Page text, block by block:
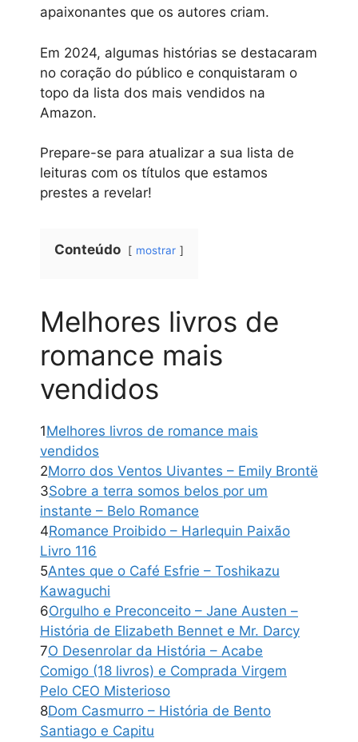
apaixonantes que os autores criam.
Em 2024, algumas histórias se destacaram
no coração do público e conquistaram o
topo da lista dos mais vendidos na
Amazon.
Prepare-se para atualizar a sua lista de
leituras com os títulos que estamos
prestes a revelar!
Conteúdo mostrar
Melhores livros de
romance mais
vendidos
1Melhores livros de romance mais
vendidos
2Morro dos Ventos Uivantes – Emily Brontë
3Sobre a terra somos belos por um
instante – Belo Romance
4Romance Proibido – Harlequin Paixão
Livro 116
5Antes que o Café Esfrie – Toshikazu
Kawaguchi
6Orgulho e Preconceito – Jane Austen –
História de Elizabeth Bennet e Mr. Darcy
7O Desenrolar da História – Acabe
Comigo (18 livros) e Comprada Virgem
Pelo CEO Misterioso
8Dom Casmurro – História de Bento
Santiago e Capitu